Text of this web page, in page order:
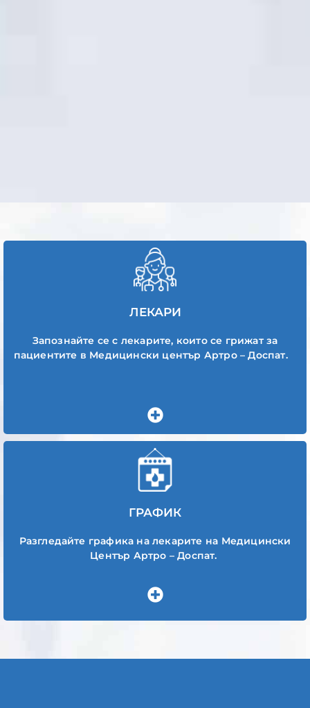
ЛЕКАРИ
Запознайте се с лекарите, които се грижат за
пациентите в Медицински център Артро – Доспат.
ГРАФИК
Разгледайте графика на лекарите на Медицински
Център Артро – Доспат.